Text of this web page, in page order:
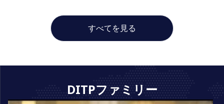
すべてを見る
DITPファミリー